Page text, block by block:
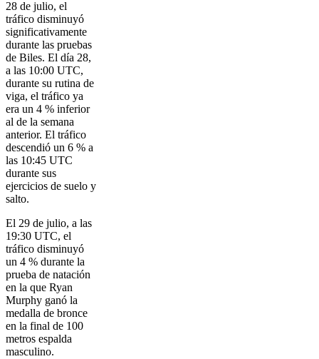
28 de julio, el
tráfico disminuyó
significativamente
durante las pruebas
de Biles. El día 28,
a las 10:00 UTC,
durante su rutina de
viga, el tráfico ya
era un 4 % inferior
al de la semana
anterior. El tráfico
descendió un 6 % a
las 10:45 UTC
durante sus
ejercicios de suelo y
salto.
El 29 de julio, a las
19:30 UTC, el
tráfico disminuyó
un 4 % durante la
prueba de natación
en la que Ryan
Murphy ganó la
medalla de bronce
en la final de 100
metros espalda
masculino.